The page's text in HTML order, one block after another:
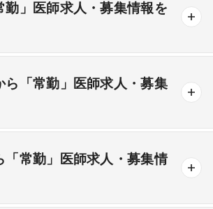
器内科 消化器内科 循環器内科
内科 リウマチ内科 総合診療科
外科 美容外科
勤」医師求人・募集情報を
ら「常勤」医師求人・募集
「常勤」医師求人・募集情